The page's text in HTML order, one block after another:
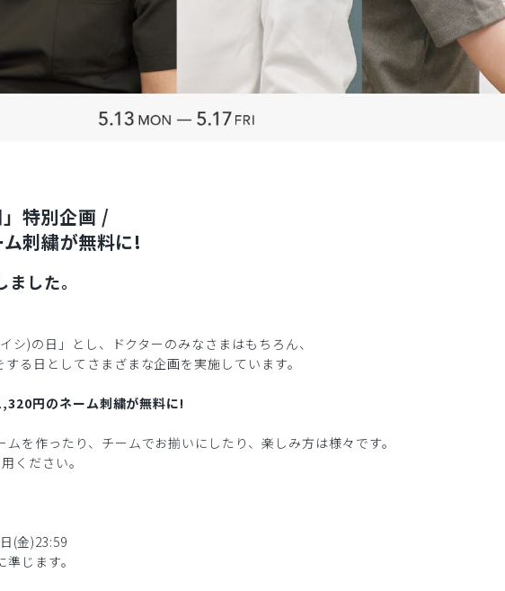
特別企画 /
刺繍が無料に!
した。
シ)の日」とし、ドクターのみなさまはもちろん、
る日としてさまざまな企画を実施しています。
円のネーム刺繍が無料に!
を作ったり、チームでお揃いにしたり、楽しみ方は様々です。
ください。
(金)23:59
じます。